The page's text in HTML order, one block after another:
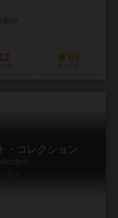
12
入り
65
持ってる
・コレクション
6.4